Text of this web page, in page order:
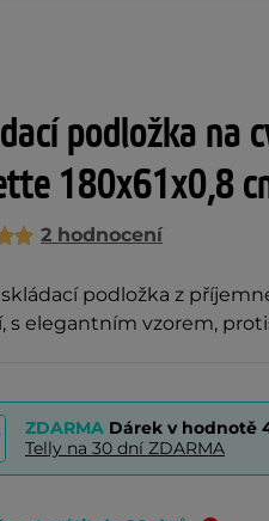
podložka na
180x61x0,8
2 hodnocení
podložka z
s elegantním vzorem,
ZDARMA Dárek v hodnotě
Telly na 30 dní ZDARMA